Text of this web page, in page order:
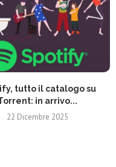
tutto il catalogo su
in arrivo...
22 Dicembre 2025